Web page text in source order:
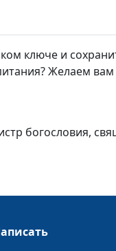
ключе и
Желаем
богословия,